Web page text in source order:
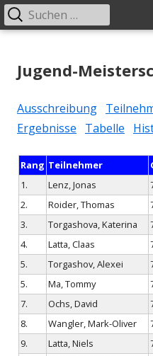
zum
Inhalt
Primäres
Suchen
nach:
Jugend-
Ausschreibung
Ergebnisse
Tabelle
Rang Teilnehmer
1.
Lenz, Jonas
2.
Roider, Thomas
3.
Torgashova, Katerina
4.
Latta, Claas
5.
Torgashov, Alexei
5.
Ma, Tommy
7.
Ochs, David
8.
Wangler, Mark-Oliver
9.
Latta, Niels